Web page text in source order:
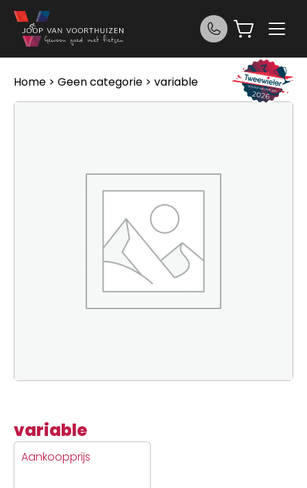
Ga naar de inhoud
Home > Geen categorie > variable
variable
Aankoopprijs